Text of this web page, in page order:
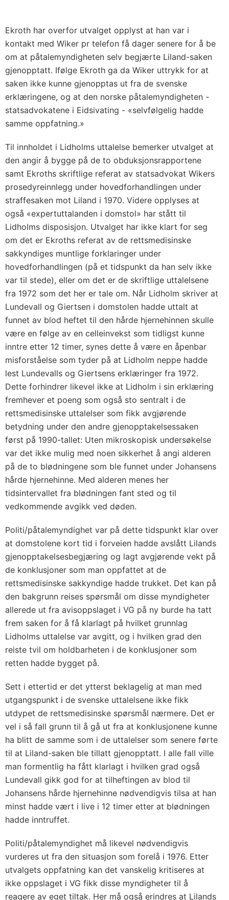
Ekroth har overfor utvalget opplyst at han var i
kontakt med Wiker pr telefon få dager senere for å be
om at påtalemyndigheten selv begjærte Liland-saken
gjenopptatt. Ifølge Ekroth ga da Wiker uttrykk for at
saken ikke kunne gjenopptas ut fra de svenske
erklæringene, og at den norske påtalemyndigheten -
statsadvokatene i Eidsivating - «selvfølgelig hadde
samme oppfatning.»
Til innholdet i Lidholms uttalelse bemerker utvalget at
den angir å bygge på de to obduksjonsrapportene
samt Ekroths skriftlige referat av statsadvokat Wikers
prosedyreinnlegg under hovedforhandlingen under
straffesaken mot Liland i 1970. Videre opplyses at
også «expertuttalanden i domstol» har stått til
Lidholms disposisjon. Utvalget har ikke klart for seg
om det er Ekroths referat av de rettsmedisinske
sakkyndiges muntlige forklaringer under
hovedforhandlingen (på et tidspunkt da han selv ikke
var til stede), eller om det er de skriftlige uttalelsene
fra 1972 som det her er tale om. Når Lidholm skriver at
Lundevall og Giertsen i domstolen hadde uttalt at
funnet av blod heftet til den hårde hjernehinnen skulle
være en følge av en celleinvekst som tidligst kunne
inntre etter 12 timer, synes dette å være en åpenbar
misforståelse som tyder på at Lidholm neppe hadde
lest Lundevalls og Giertsens erklæringer fra 1972.
Dette forhindrer likevel ikke at Lidholm i sin erklæring
fremhever et poeng som også sto sentralt i de
rettsmedisinske uttalelser som fikk avgjørende
betydning under den andre gjenopptakelsessaken
først på 1990-tallet: Uten mikroskopisk undersøkelse
var det ikke mulig med noen sikkerhet å angi alderen
på de to blødningene som ble funnet under Johansens
hårde hjernehinne. Med alderen menes her
tidsintervallet fra blødningen fant sted og til
vedkommende avgikk ved døden.
Politi/påtalemyndighet var på dette tidspunkt klar over
at domstolene kort tid i forveien hadde avslått Lilands
gjenopptakelsesbegjæring og lagt avgjørende vekt på
de konklusjoner som man oppfattet at de
rettsmedisinske sakkyndige hadde trukket. Det kan på
den bakgrunn reises spørsmål om disse myndigheter
allerede ut fra avisoppslaget i VG på ny burde ha tatt
frem saken for å få klarlagt på hvilket grunnlag
Lidholms uttalelse var avgitt, og i hvilken grad den
reiste tvil om holdbarheten i de konklusjoner som
retten hadde bygget på.
Sett i ettertid er det ytterst beklagelig at man med
utgangspunkt i de svenske uttalelsene ikke fikk
utdypet de rettsmedisinske spørsmål nærmere. Det er
vel i så fall grunn til å gå ut fra at konklusjonene kunne
ha blitt de samme som i de uttalelser som senere førte
til at Liland-saken ble tillatt gjenopptatt. I alle fall ville
man formentlig ha fått klarlagt i hvilken grad også
Lundevall gikk god for at tilheftingen av blod til
Johansens hårde hjernehinne nødvendigvis tilsa at han
minst hadde vært i live i 12 timer etter at blødningen
hadde inntruffet.
Politi/påtalemyndighet må likevel nødvendigvis
vurderes ut fra den situasjon som forelå i 1976. Etter
utvalgets oppfatning kan det vanskelig kritiseres at
ikke oppslaget i VG fikk disse myndigheter til å
reagere av eget tiltak. Her må også erindres at Lilands